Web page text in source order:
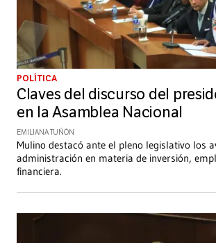
POLÍTICA
Claves del discurso del
en la Asamblea Nacional
EMILIANA TUÑÓN
Mulino destacó ante el pleno legislativo los
administración en materia de inversión,
financiera.